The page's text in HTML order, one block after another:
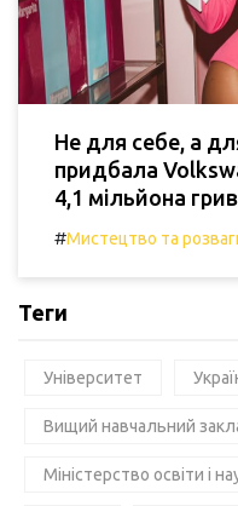
Не для себе, а
придбала
4,1 мільйона
#Мистецтво та
Теги
Університет
Вищий навчальний
Міністерство освіти і